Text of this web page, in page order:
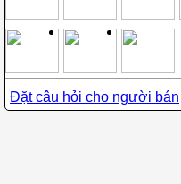
Đặt câu hỏi cho người bán